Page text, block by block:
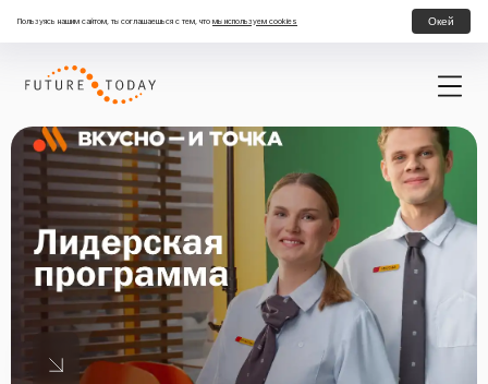
Пользуясь нашим сайтом, ты соглашаешься с тем, что мы используем cookies Окей